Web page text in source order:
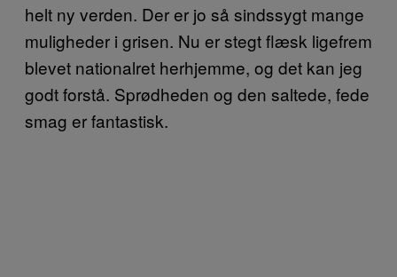
helt ny verden. Der er jo så sindssygt mange
muligheder i grisen. Nu er stegt flæsk ligefrem
blevet nationalret herhjemme, og det kan jeg
godt forstå. Sprødheden og den saltede, fede
smag er fantastisk.